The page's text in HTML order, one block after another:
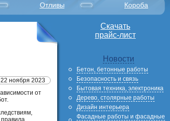
Отливы Короба
ноября 2023
от
Скачать
прайс-лист
Новости
Бетон, бетонные работы
Безопасность и связь
Бытовая техника, электроника
Дерево, столярные работы
Дизайн интерьера
Фасадные работы и фасадные